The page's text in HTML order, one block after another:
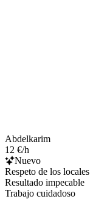
Abdelkarim
12 €/h
Nuevo
Respeto de los locales
Resultado impecable
Trabajo cuidadoso